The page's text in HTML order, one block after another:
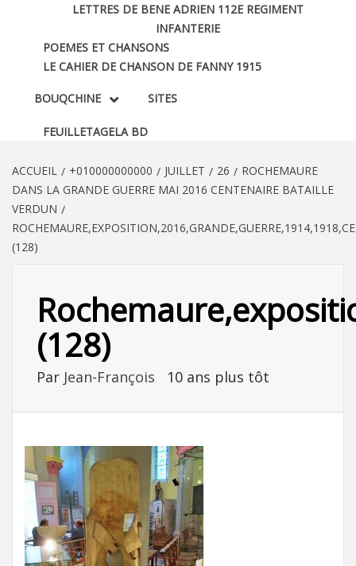
LETTRES DE BENE ADRIEN 112E REGIMENT
INFANTERIE
POEMES ET CHANSONS
LE CAHIER DE CHANSON DE FANNY 1915
BOUQCHINE
FEUILLETAGELA BD
SITES
ACCUEIL +010000000000 JUILLET 26
ROCHEMAURE
DANS LA GRANDE GUERRE MAI 2016 CENTENAIRE BATAILLE
VERDUN
(128)
(128)
Par Jean-François 10 ans plus tôt